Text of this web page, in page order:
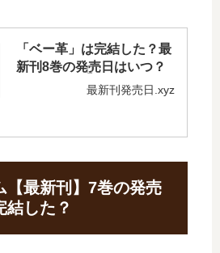
「ベー革」は完結した？最
新刊8巻の発売日はいつ？
最新刊発売日.xyz
【最新刊】7巻の発売
結した？